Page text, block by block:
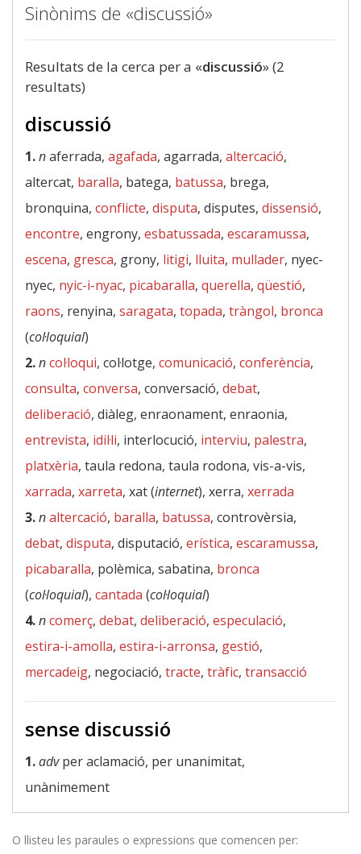
Sinònims de «discussió»
Resultats de la cerca per a «discussió» (2
resultats)
discussió
1.naferrada, agafada, agarrada, altercació,
altercat, baralla, batega, batussa, brega,
bronquina, conflicte, disputa, disputes, dissensió,
encontre, engrony, esbatussada, escaramussa,
escena, gresca, grony, litigi, lluita, mullader, nyec-
nyec, nyic-i-nyac, picabaralla, querella, qüestió,
raons, renyina, saragata, topada, tràngol, bronca
(col·loquial)
2.ncol·loqui, col·lotge, comunicació, conferència,
consulta, conversa, conversació, debat,
deliberació, diàleg, enraonament, enraonia,
entrevista, idil·li, interlocució, interviu, palestra,
platxèria, taula redona, taula rodona, vis-a-vis,
xarrada, xarreta, xat (internet), xerra, xerrada
3.naltercació, baralla, batussa, controvèrsia,
debat, disputa, disputació, erística, escaramussa,
picabaralla, polèmica, sabatina, bronca
(col·loquial), cantada (col·loquial)
4.ncomerç, debat, deliberació, especulació,
estira-i-amolla, estira-i-arronsa, gestió,
mercadeig, negociació, tracte, tràfic, transacció
sense discussió
1.advper aclamació, per unanimitat,
unànimement
O llisteu les paraules o expressions que comencen per: